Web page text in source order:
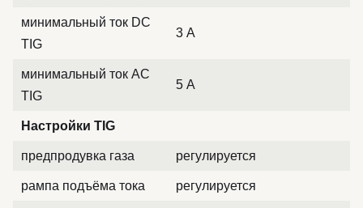
минимальный ток DC
TIG
3 А
минимальный ток AC
TIG
5 А
Настройки TIG
предпродувка газа регулируется
рампа подъёма тока регулируется